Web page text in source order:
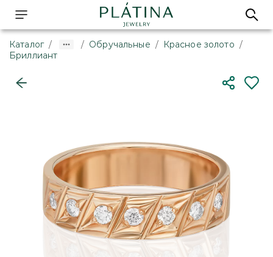
Каталог / / Обручальные / Красное золото /
Бриллиант